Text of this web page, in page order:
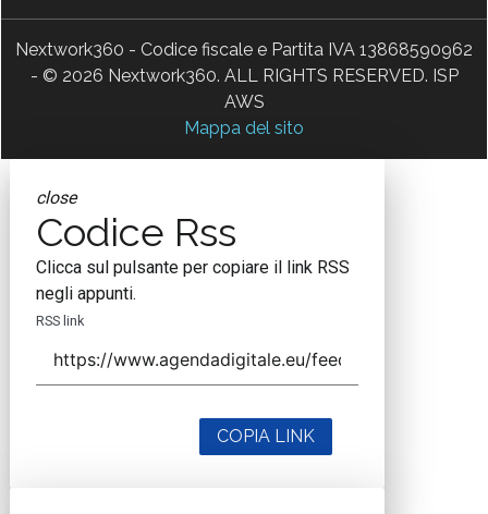
Nextwork360 - Codice fiscale e Partita IVA 13868590962
- © 2026 Nextwork360. ALL RIGHTS RESERVED. ISP
AWS
Mappa del sito
close
Codice Rss
Clicca sul pulsante per copiare il link RSS
negli appunti.
RSS link
COPIA LINK